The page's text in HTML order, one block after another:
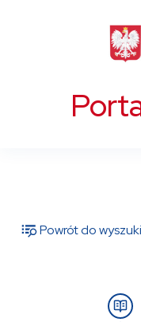
Powrót do